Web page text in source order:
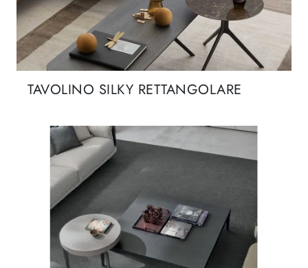
TAVOLINO SILKY RETTANGOLARE